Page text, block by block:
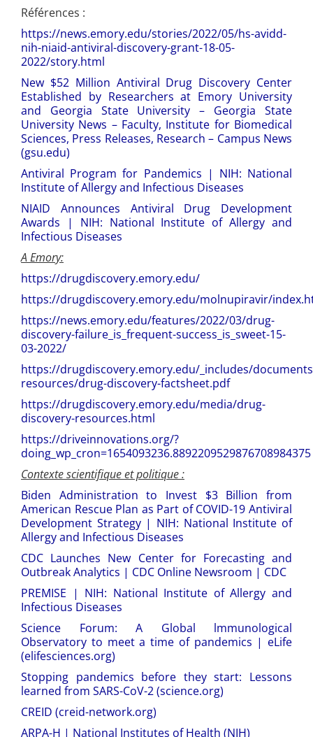
Références :
https://news.emory.edu/stories/2022/05/hs-avidd-
nih-niaid-antiviral-discovery-grant-18-05-
2022/story.html
New $52 Million Antiviral Drug Discovery Center
Established by Researchers at Emory University
and Georgia State University – Georgia State
University News – Faculty, Institute for Biomedical
Sciences, Press Releases, Research – Campus News
(gsu.edu)
Antiviral Program for Pandemics | NIH: National
Institute of Allergy and Infectious Diseases
NIAID Announces Antiviral Drug Development
Awards | NIH: National Institute of Allergy and
Infectious Diseases
A Emory:
https://drugdiscovery.emory.edu/
https://drugdiscovery.emory.edu/molnupiravir/
https://news.emory.edu/features/2022/03/drug-
discovery-failure_is_frequent-success_is_sweet-15-
03-2022/
https://drugdiscovery.emory.edu/_includes/
resources/drug-discovery-factsheet.pdf
https://drugdiscovery.emory.edu/media/drug-
discovery-resources.html
https://driveinnovations.org/?
doing_wp_cron=1654093236.8892209529876708984375
Contexte scientifique et politique :
Biden Administration to Invest $3 Billion from
American Rescue Plan as Part of COVID-19 Antiviral
Development Strategy | NIH: National Institute of
Allergy and Infectious Diseases
CDC Launches New Center for Forecasting and
Outbreak Analytics | CDC Online Newsroom | CDC
PREMISE | NIH: National Institute of Allergy and
Infectious Diseases
Science Forum: A Global lmmunological
Observatory to meet a time of pandemics | eLife
(elifesciences.org)
Stopping pandemics before they start: Lessons
learned from SARS-CoV-2 (science.org)
CREID (creid-network.org)
ARPA-H | National Institutes of Health (NIH)